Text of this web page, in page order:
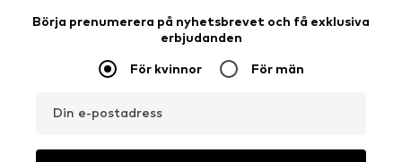
Börja prenumerera på nyhetsbrevet och få exklusiva
erbjudanden
För kvinnor För män
Din e-postadress